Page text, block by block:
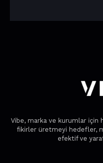
Vibe, marka ve kurumlar için
fikirler üretmeyi hedefler,
efektif ve